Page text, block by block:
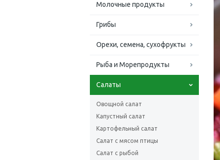
Молочные продукты
Грибы
Орехи, семена, сухофрукты
Рыба и Морепродукты
Салаты
Овощной салат
Капустный салат
Картофельный салат
Салат с мясом птицы
Салат с рыбой